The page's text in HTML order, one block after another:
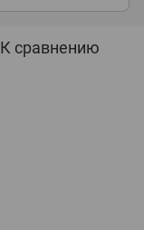
К сравнению